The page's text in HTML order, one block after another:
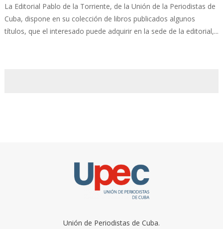
La Editorial Pablo de la Torriente, de la Unión de la Periodistas de
Cuba, dispone en su colección de libros publicados algunos
títulos, que el interesado puede adquirir en la sede de la editorial,...
Unión de Periodistas de Cuba.